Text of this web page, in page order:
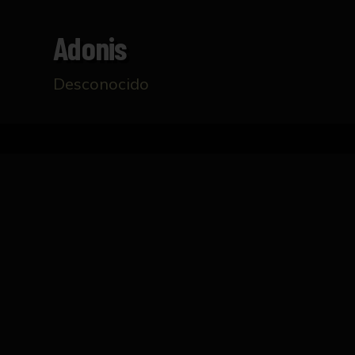
Adonis
Desconocido